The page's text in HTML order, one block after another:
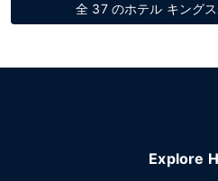
全 37 のホテル キング
Explore